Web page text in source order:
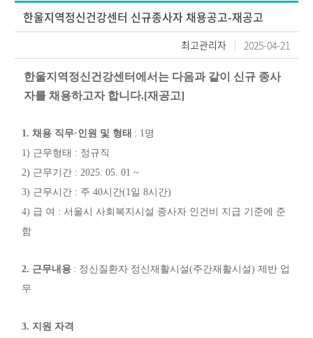
한울지역정신건강센터 신규종사자 채용공고-재공고
최고관리자 2025-04-21
한울지역정신건강센터에서는 다음과 같이 신규 종사
자를 채용하고자 합니다.[재공고]
1. 채용 직무·인원 및 형태 : 1명
1) 근무형태 : 정규직
2) 근무기간 : 2025. 05. 01 ~
3) 근무시간 : 주 40시간(1일 8시간)
4) 급 여 : 서울시 사회복지시설 종사자 인건비 지급 기준에 준
함
2. 근무내용 : 정신질환자 정신재활시설(주간재활시설) 제반 업
무
3. 지원 자격